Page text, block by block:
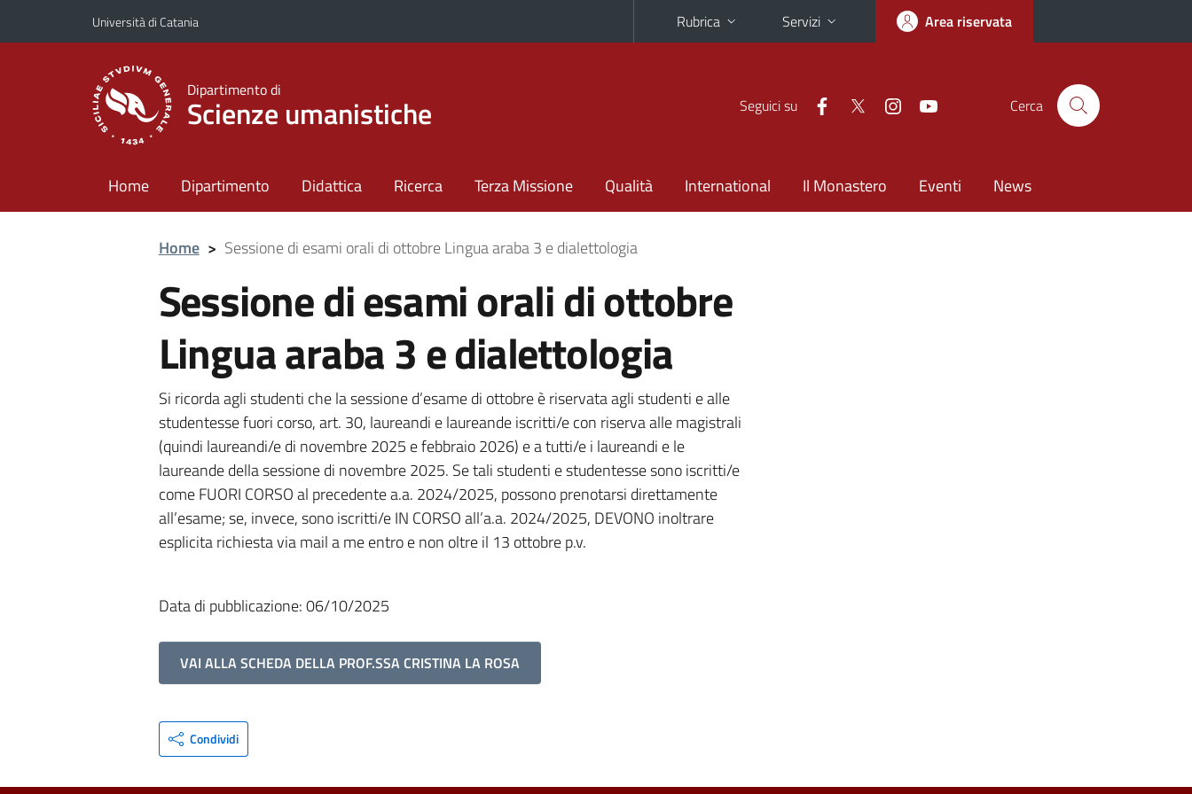
Vai al contenuto principale
Vai al menu di navigazione
Università di Catania Rubrica Servizi Area riservata
Dipartimento di
Scienze umanistiche Seguici su Cerca
Home Dipartimento Didattica Ricerca Terza Missione Qualità International Il Monastero Eventi News
Home > Sessione di esami orali di ottobre Lingua araba 3 e dialettologia
Sessione di esami orali di ottobre
Lingua araba 3 e dialettologia
Si ricorda agli studenti che la sessione d’esame di ottobre è riservata agli studenti e alle
studentesse fuori corso, art. 30, laureandi e laureande iscritti/e con riserva alle magistrali
(quindi laureandi/e di novembre 2025 e febbraio 2026) e a tutti/e i laureandi e le
laureande della sessione di novembre 2025. Se tali studenti e studentesse sono iscritti/e
come FUORI CORSO al precedente a.a. 2024/2025, possono prenotarsi direttamente
all’esame; se, invece, sono iscritti/e IN CORSO all’a.a. 2024/2025, DEVONO inoltrare
esplicita richiesta via mail a me entro e non oltre il 13 ottobre p.v.
Data di pubblicazione: 06/10/2025
VAI ALLA SCHEDA DELLA PROF.SSA CRISTINA LA ROSA
Condividi